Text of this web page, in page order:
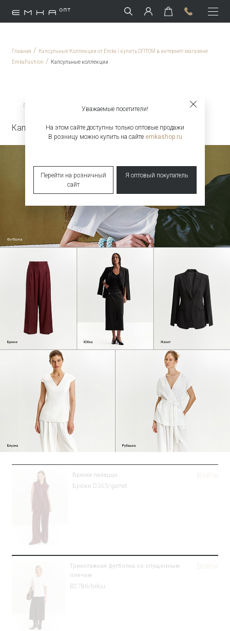
Главная / Капсульные Коллекции от Emka | купить ОПТОМ в интернет-магазине
EmkaFashion / Капсульные коллекции
Главная Капсульные коллекции
Капсульная коллекция Snow White & Raven
Брюки палаццо
Брюки D353/garnet
Войти
Уважаемые посетители!
На этом сайте доступны только оптовые продажи
В розницу можно купить на сайте emkashop.ru
Перейти на розничный
сайт
Я оптовый покупатель
Трикотажная футболка со спущенным
плечом
B2786/belou
Войти